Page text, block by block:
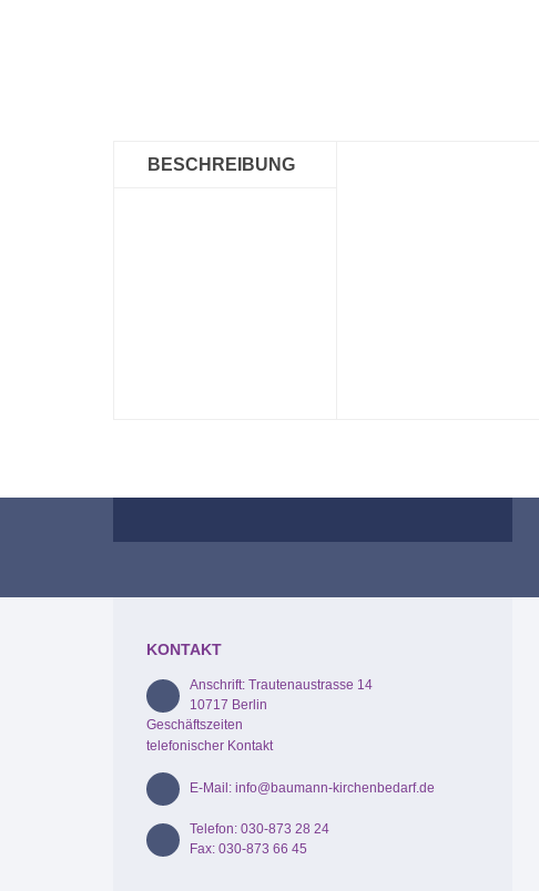
BESCHREIBUNG
KONTAKT
Anschrift: Trautenaustrasse 14
10717 Berlin
Geschäftszeiten
telefonischer Kontakt
E-Mail: info@baumann-kirchenbedarf.de
Telefon: 030-873 28 24
Fax: 030-873 66 45